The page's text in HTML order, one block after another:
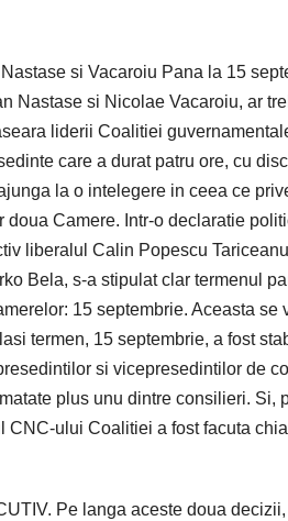
si Vacaroiu Pana la 15
Nastase si Nicolae Vacaroiu, ar
liderii Coalitiei
care a durat patru ore, cu
la o intelegere in ceea ce
Camere. Intr-o declaratie
liberalul Calin Popescu
Bela, s-a stipulat clar termenul
15 septembrie. Aceasta
termen, 15 septembrie, a fost
si vicepresedintilor de
plus unu dintre consilieri.
CNC-ului Coalitiei a fost facuta
Pe langa aceste doua